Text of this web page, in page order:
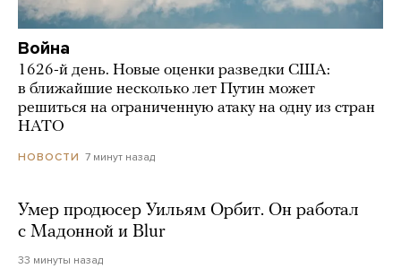
Война
1626-й день. Новые оценки разведки США:
в ближайшие несколько лет Путин может
решиться на ограниченную атаку на одну из стран
НАТО
НОВОСТИ 7 минут назад
Умер продюсер Уильям Орбит. Он работал
с Мадонной и Blur
33 минуты назад